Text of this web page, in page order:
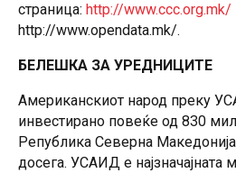
страница: http://www.ccc.org.mk/
http://www.opendata.mk/.
БЕЛЕШКА ЗА УРЕДНИЦИТЕ
Американскиот народ преку
инвестирано повеќе од 830
Република Северна
досега. УСАИД е најзначајната